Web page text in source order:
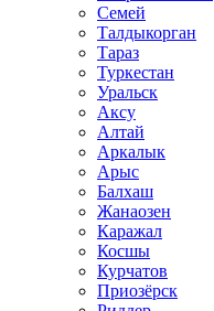
Семей
Талдыкорган
Тараз
Туркестан
Уральск
Аксу
Алтай
Аркалык
Арыс
Балхаш
Жанаозен
Каражал
Косшы
Курчатов
Приозёрск